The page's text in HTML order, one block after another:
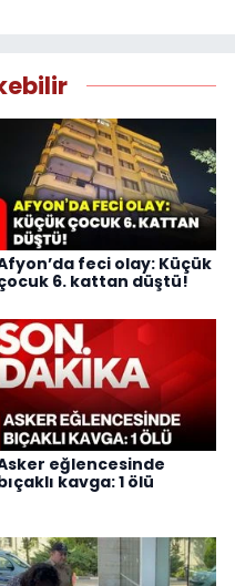
feci olay: Küçük
6. kattan düştü!
eğlencesinde
kavga: 1 ölü